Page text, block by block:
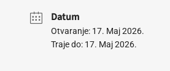
Datum
Otvaranje: 17. Maj 2026.
Traje do: 17. Maj 2026.